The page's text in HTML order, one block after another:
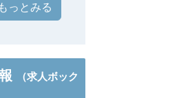
もっとみる
（求人ボック